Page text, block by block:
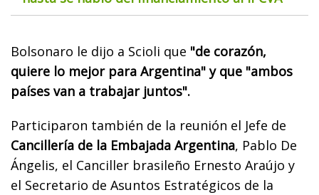
Bolsonaro le dijo a Scioli que "de corazón,
quiere lo mejor para Argentina" y que "ambos
países van a trabajar juntos".
Participaron también de la reunión el Jefe de
Cancillería de la Embajada Argentina, Pablo De
Ángelis, el Canciller brasileño Ernesto Araújo y
el Secretario de Asuntos Estratégicos de la